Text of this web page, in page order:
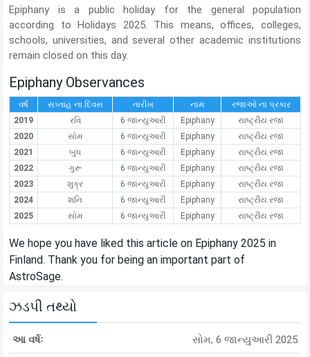
Epiphany is a public holiday for the general population
according to Holidays 2025. This means, offices, colleges,
schools, universities, and several other academic institutions
remain closed on this day.
Epiphany Observances
વર્ષ સપ્તાહ ના દિવસ તારીખ નામ
રજાઓ ના પ્રકાર
2019
રવિ 6 જાન્યુઆરી Epiphany
રાાષ્ટ્રીય રજા
2020
સોમ 6 જાન્યુઆરી Epiphany
રાાષ્ટ્રીય રજા
2021
બુધ 6 જાન્યુઆરી Epiphany
રાાષ્ટ્રીય રજા
2022
ગુરૂ 6 જાન્યુઆરી Epiphany
રાાષ્ટ્રીય રજા
2023
શુક્ર 6 જાન્યુઆરી Epiphany
રાાષ્ટ્રીય રજા
2024
શનિ 6 જાન્યુઆરી Epiphany
રાાષ્ટ્રીય રજા
2025
સોમ 6 જાન્યુઆરી Epiphany રાાષ્ટ્રીય રજા
We hope you have liked this article on Epiphany 2025 in
Finland. Thank you for being an important part of
AstroSage.
ઝડપી તથ્યો
આ વર્ષઃ સોમ, 6 જાન્યુઆરી 2025